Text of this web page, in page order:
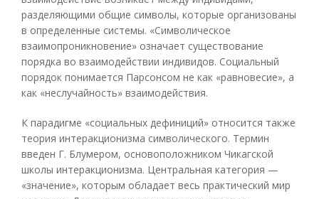
разделяющими общие символы, которые организованы
в определенные системы. «Символическое
взаимопроникновение» означает существование
порядка во взаимодействии индивидов. Социальный
порядок понимается Парсонсом не как «равновесие», а
как «неслучайность» взаимодействия.
К парадигме «социальных дефиниций» относится также
теория интеракционизма символического. Термин
введен Г. Блумером, основоположником Чикагской
школы интеракционизма. Центральная категория —
«значение», которым обладает весь практический мир